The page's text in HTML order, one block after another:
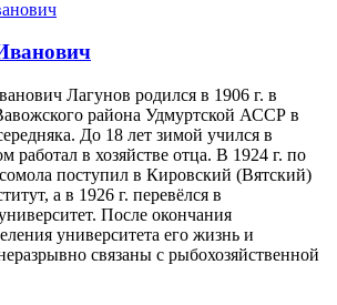
Лагунов родился в 1906 г. в
района Удмуртской АССР в
До 18 лет зимой учился в
работал в хозяйстве отца. В 1924 г. по
поступил в Кировский (Вятский)
а в 1926 г. перевёлся в
После окончания
университета его жизнь и
связаны с рыбохозяйственной